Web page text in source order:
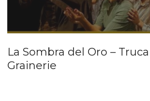
La Sombra del Oro –
Grainerie